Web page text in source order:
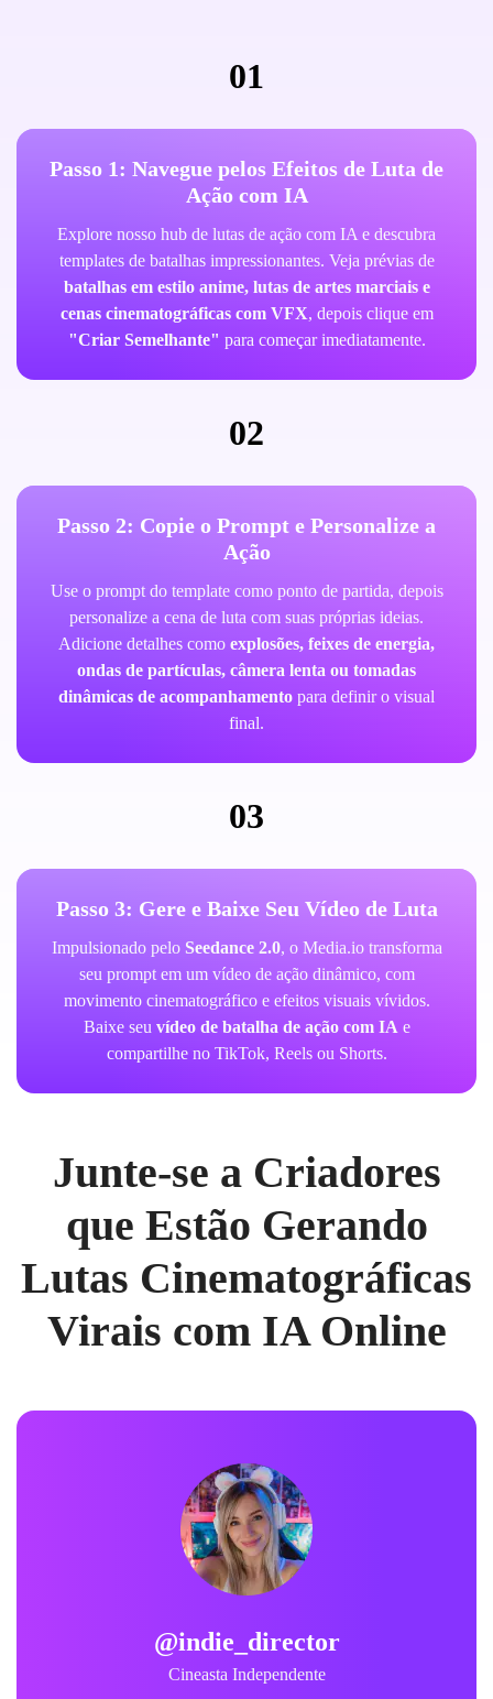
01
Passo 1: Navegue pelos Efeitos de Luta de
Ação com IA
Explore nosso hub de lutas de ação com IA e descubra
templates de batalhas impressionantes. Veja prévias de
batalhas em estilo anime, lutas de artes marciais e
cenas cinematográficas com VFX, depois clique em
"Criar Semelhante" para começar imediatamente.
02
Passo 2: Copie o Prompt e Personalize a
Ação
Use o prompt do template como ponto de partida, depois
personalize a cena de luta com suas próprias ideias.
Adicione detalhes como explosões, feixes de energia,
ondas de partículas, câmera lenta ou tomadas
dinâmicas de acompanhamento para definir o visual
final.
03
Passo 3: Gere e Baixe Seu Vídeo de Luta
Impulsionado pelo Seedance 2.0, o Media.io transforma
seu prompt em um vídeo de ação dinâmico, com
movimento cinematográfico e efeitos visuais vívidos.
Baixe seu vídeo de batalha de ação com IA e
compartilhe no TikTok, Reels ou Shorts.
Junte-se a Criadores
que Estão Gerando
Lutas Cinematográficas
Virais com IA Online
@indie_director
Cineasta Independente